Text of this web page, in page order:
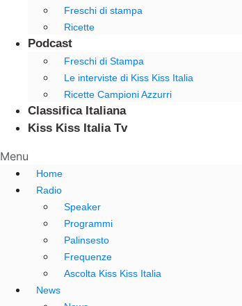
Freschi di stampa
Ricette
Podcast
Freschi di Stampa
Le interviste di Kiss Kiss Italia
Ricette Campioni Azzurri
Classifica Italiana
Kiss Kiss Italia Tv
Menu
Home
Radio
Speaker
Programmi
Palinsesto
Frequenze
Ascolta Kiss Kiss Italia
News